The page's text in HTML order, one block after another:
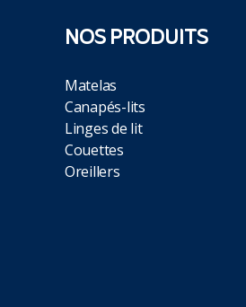
NOS PRODUITS
Matelas
Canapés-lits
Linges de lit
Couettes
Oreillers